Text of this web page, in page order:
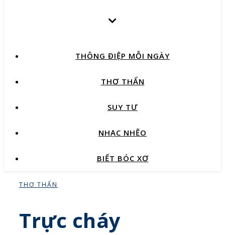
THÔNG ĐIỆP MỖI NGÀY
THƠ THẨN
SUY TƯ
NHẠC NHẼO
BIẾT BÓC XƠ
THƠ THẨN
Trực cháy